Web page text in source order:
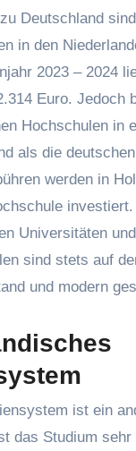
Deutschland
in den
2023 – 2024
Euro. Jedoch
Hochschulen in
als die
werden in
investiert.
Universitäten und
sind stets auf
und modern
ist ein
das Studium sehr